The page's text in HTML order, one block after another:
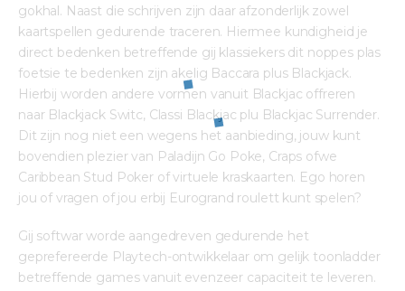
gokhal. Naast die schrijven zijn daar afzonderlijk zowel
kaartspellen gedurende traceren. Hiermee kundigheid je
direct bedenken betreffende gij klassiekers dit noppes plas
foetsie te bedenken zijn akelig Baccara plus Blackjack.
Hierbij worden andere vormen vanuit Blackjac offreren
naar Blackjack Switc, Classi Blackjac plu Blackjac Surrender.
Dit zijn nog niet een wegens het aanbieding, jouw kunt
bovendien plezier van Paladijn Go Poke, Craps ofwe
Caribbean Stud Poker of virtuele kraskaarten. Ego horen
jou of vragen of jou erbij Eurogrand roulett kunt spelen?
Gij softwar worde aangedreven gedurende het
geprefereerde Playtech-ontwikkelaar om gelijk ​​toonladder
betreffende games vanuit evenzeer capaciteit te leveren.